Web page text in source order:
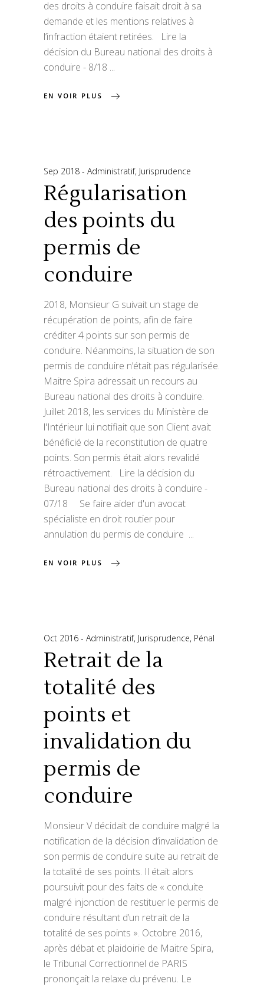
des droits à conduire faisait droit à sa
demande et les mentions relatives à
l’infraction étaient retirées. Lire la
décision du Bureau national des droits à
conduire - 8/18
EN VOIR PLUS
Sep 2018 Administratif, Jurisprudence
Régularisation
des points du
permis de
conduire
2018, Monsieur G suivait un stage de
récupération de points, afin de faire
créditer 4 points sur son permis de
conduire. Néanmoins, la situation de son
permis de conduire n’était pas régularisée.
Maitre Spira adressait un recours au
Bureau national des droits à conduire.
Juillet 2018, les services du Ministère de
l'Intérieur lui notifiait que son Client avait
bénéficié de la reconstitution de quatre
points. Son permis était alors revalidé
rétroactivement. Lire la décision du
Bureau national des droits à conduire -
07/18 Se faire aider d'un avocat
spécialiste en droit routier pour
annulation du permis de conduire
EN VOIR PLUS
Oct 2016 Administratif, Jurisprudence, Pénal
Retrait de la
totalité des
points et
invalidation du
permis de
conduire
Monsieur V décidait de conduire malgré la
notification de la décision d’invalidation de
son permis de conduire suite au retrait de
la totalité de ses points. Il était alors
poursuivit pour des faits de « conduite
malgré injonction de restituer le permis de
conduire résultant d’un retrait de la
totalité de ses points ». Octobre 2016,
après débat et plaidoirie de Maitre Spira,
le Tribunal Correctionnel de PARIS
prononçait la relaxe du prévenu. Le